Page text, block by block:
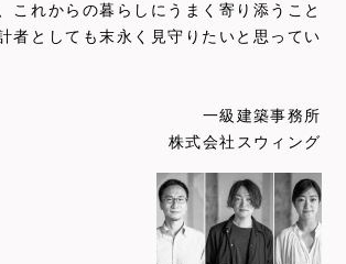
これからの暮らしにうまく寄り添うこと
者としても末永く見守りたいと思ってい
一級建築事務所
株式会社スウィング